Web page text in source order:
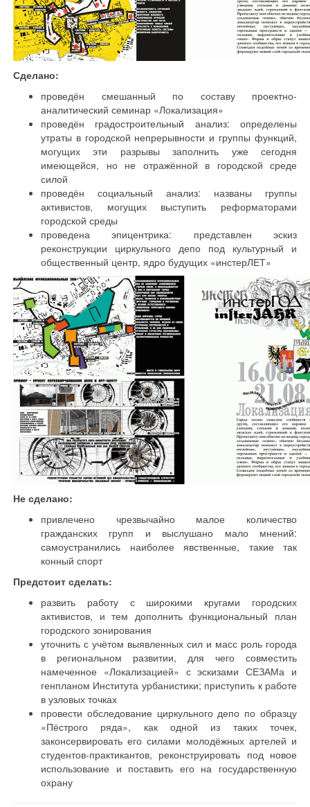
Сделано:
проведён смешанный по составу проектно-
аналитический семинар «Локализация»
проведён градостроительный анализ: определены
утраты в городской непрерывности и группы функций,
могущих эти разрывы заполнить уже сегодня
имеющейся, но не отражённой в городской среде
силой
проведён социальный анализ: названы группы
активистов, могущих выступить реформаторами
городской среды
проведена эпицентрика: представлен эскиз
реконструкции циркульного депо под культурный и
общественный центр, ядро будущих «инстерЛЕТ»
Не сделано:
привлечено чрезвычайно малое количество
гражданских групп и выслушано мало мнений:
самоустранились наиболее явственные, такие так
конный спорт
Предстоит сделать:
развить работу с широкими кругами городских
активистов, и тем дополнить функциональный план
городского зонирования
уточнить с учётом выявленных сил и масс роль города
в региональном развитии, для чего совместить
намеченное «Локализацией» с эскизами СЕЗАМа и
генпланом Института урбанистики; приступить к работе
в узловых точках
провести обследование циркульного депо по образцу
«Пёстрого ряда», как одной из таких точек,
законсервировать его силами молодёжных артелей и
студентов-практикантов, реконструировать под новое
использование и поставить его на государственную
охрану